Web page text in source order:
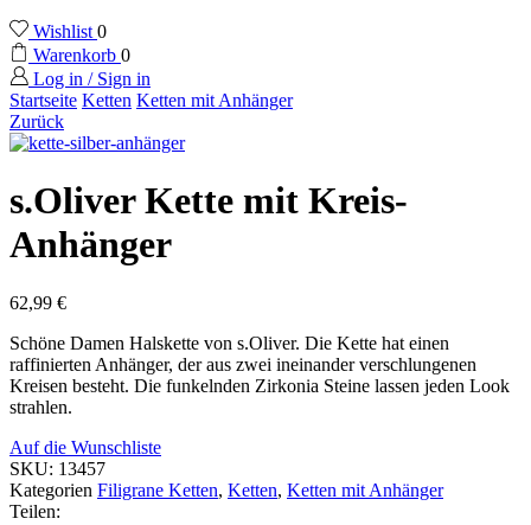
Wishlist 0
Warenkorb 0
Log in / Sign in
Startseite Ketten Ketten mit Anhänger
Zurück
s.Oliver Kette mit Kreis-
Anhänger
62,99 €
Schöne Damen Halskette von s.Oliver. Die Kette hat einen
raffinierten Anhänger, der aus zwei ineinander verschlungenen
Kreisen besteht. Die funkelnden Zirkonia Steine lassen jeden Look
strahlen.
Auf die Wunschliste
SKU: 13457
Kategorien Filigrane Ketten, Ketten, Ketten mit Anhänger
Teilen: